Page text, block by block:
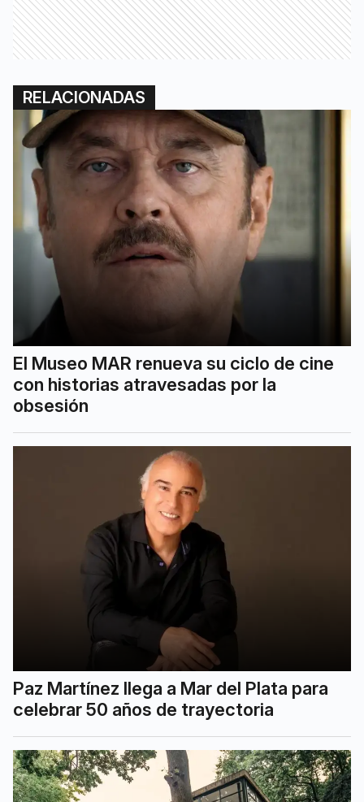
RELACIONADAS
El Museo MAR renueva su ciclo de cine
con historias atravesadas por la
obsesión
Paz Martínez llega a Mar del Plata para
celebrar 50 años de trayectoria